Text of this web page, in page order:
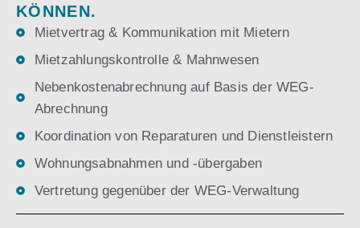
KÖNNEN.
Mietvertrag & Kommunikation mit Mietern
Mietzahlungskontrolle & Mahnwesen
Nebenkostenabrechnung auf Basis der WEG-
Abrechnung
Koordination von Reparaturen und Dienstleistern
Wohnungsabnahmen und -übergaben
Vertretung gegenüber der WEG-Verwaltung